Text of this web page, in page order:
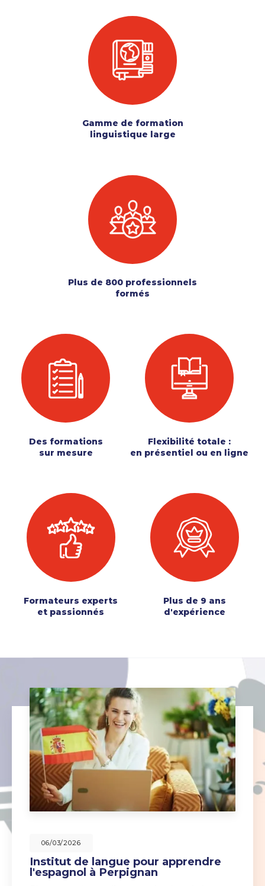
Gamme de formation
linguistique large
Plus de 800 professionnels
formés
Des formations
sur mesure
Flexibilité totale :
en présentiel ou en ligne
Formateurs experts
et passionnés
Plus de 9 ans
d'expérience
06/03/2026
Institut de langue pour apprendre
l'espagnol à Perpignan